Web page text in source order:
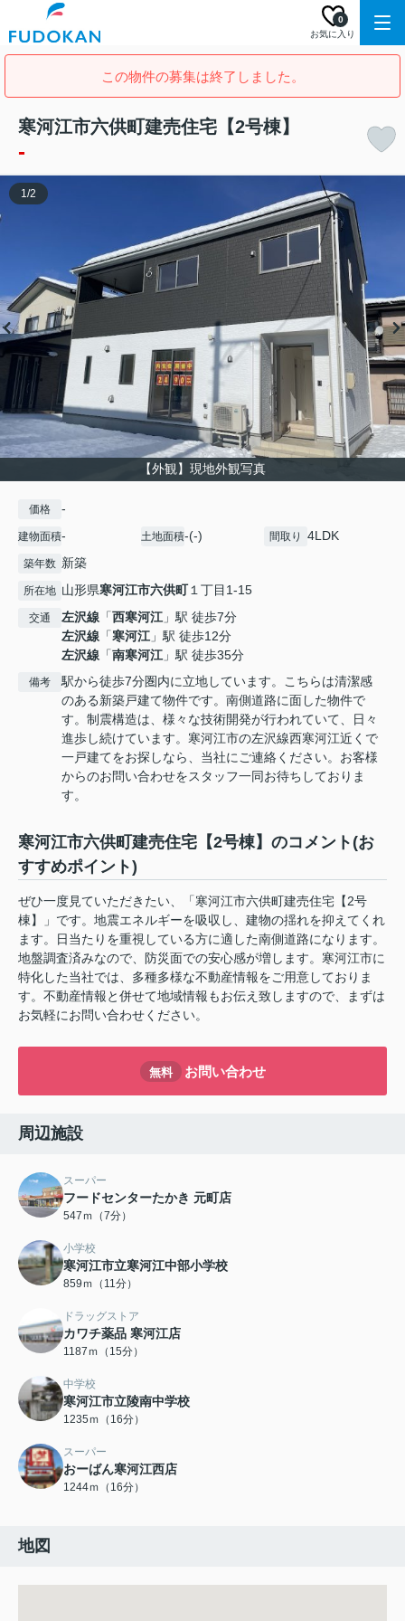
お気に入り
0
この物件の募集は終了しました。
寒河江市六供町建売住宅【2号棟】
-
【外観】現地外観写真
1/2
価格 -
建物面積- 土地面積-(-) 間取り 4LDK
築年数 新築
所在地 山形県寒河江市六供町１丁目1-15
交通 左沢線 「西寒河江」駅 徒歩7分
左沢線 「寒河江」駅 徒歩12分
左沢線 「南寒河江」駅 徒歩35分
備考
駅から徒歩7分圏内に立地しています。こちらは清潔感
のある新築戸建て物件です。南側道路に面した物件で
す。制震構造は、様々な技術開発が行われていて、日々
進歩し続けています。寒河江市の左沢線西寒河江近くで
一戸建てをお探しなら、当社にご連絡ください。お客様
からのお問い合わせをスタッフ一同お待ちしておりま
す。
寒河江市六供町建売住宅【2号棟】のコメント(お
すすめポイント)
ぜひ一度見ていただきたい、「寒河江市六供町建売住宅【2号
棟】」です。地震エネルギーを吸収し、建物の揺れを抑えてくれ
ます。日当たりを重視している方に適した南側道路になります。
地盤調査済みなので、防災面での安心感が増します。寒河江市に
特化した当社では、多種多様な不動産情報をご用意しておりま
す。不動産情報と併せて地域情報もお伝え致しますので、まずは
お気軽にお問い合わせください。
無料 お問い合わせ
周辺施設
スーパー
フードセンターたかき 元町店
547ｍ（7分）
小学校
寒河江市立寒河江中部小学校
859ｍ（11分）
ドラッグストア
カワチ薬品 寒河江店
1187ｍ（15分）
中学校
寒河江市立陵南中学校
1235ｍ（16分）
スーパー
おーばん寒河江西店
1244ｍ（16分）
地図